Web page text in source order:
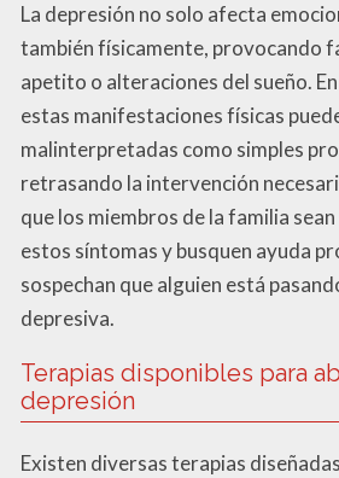
La depresión no solo afecta
también físicamente, provocando
apetito o alteraciones del sueño.
estas manifestaciones físicas
malinterpretadas como simples
retrasando la intervención
que los miembros de la familia
estos síntomas y busquen ayuda
sospechan que alguien está
depresiva.
Terapias disponibles para
depresión
Existen diversas terapias